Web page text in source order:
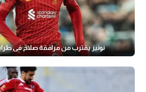
نونيز يقترب من مرافقة صلاح في